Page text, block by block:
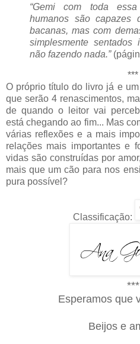
“Gemi com toda
humanos são capazes
bacanas, mas com
simplesmente sentados
não fazendo nada.”
***
O próprio título do livro já e
que serão 4 renascimentos,
de quando o leitor vai
está chegando ao fim... Mas
várias reflexões e a mais
relações mais importantes e
vidas são construídas por
mais que um cão para nos
pura possível?
Classificação:
***
Esperamos que
Beijos e